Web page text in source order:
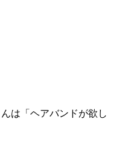
は「ヘアバンドが欲し